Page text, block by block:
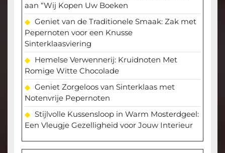
aan “Wij Kopen Uw Boeken
Geniet van de Traditionele Smaak: Zak met
Pepernoten voor een Knusse
Sinterklaasviering
Hemelse Verwennerij: Kruidnoten Met
Romige Witte Chocolade
Geniet Zorgeloos van Sinterklaas met
Notenvrije Pepernoten
Stijlvolle Kussensloop in Warm Mosterdgeel:
Een Vleugje Gezelligheid voor Jouw Interieur